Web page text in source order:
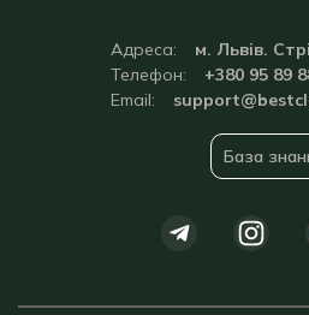
Адреса:
м. Львів.
Телефон:
+380 95 89
Email:
База